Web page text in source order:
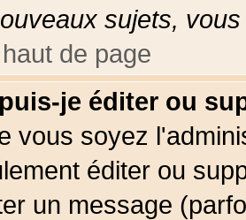
sujets,
de page
je éditer ou
vous soyez
éditer ou
un message